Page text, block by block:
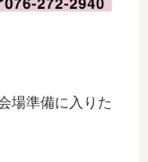
場準備に入りた